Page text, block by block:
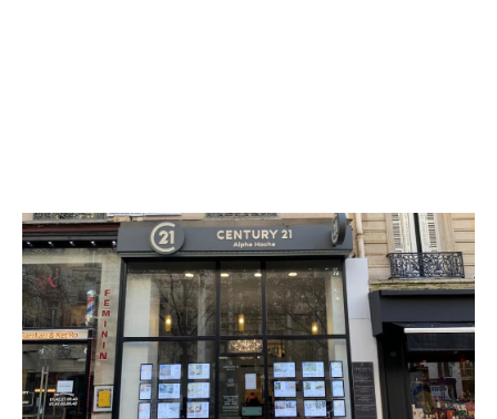
CENTURY 21 Alpha Hoche
225 rue du Faubourg Saint Honoré
PARIS - 75008
Envoyer un message